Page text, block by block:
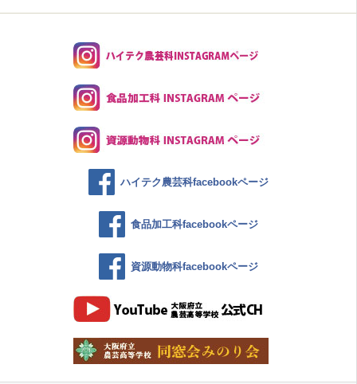
ハイテク農芸科facebookページ
食品加工科facebookページ
資源動物科facebookページ